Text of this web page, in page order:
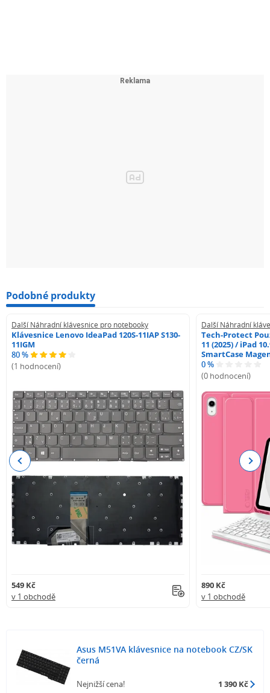
Podobné produkty
Další Náhradní klávesnice pro notebooky
Klávesnice Lenovo IdeaPad 120S-11IAP S130-
11IGM
80 %
(1 hodnocení)
549 Kč
v 1 obchodě
Další Náhradní
Tech-Protect
11 (2025) / iPad
SmartCase
0 %
(0 hodnocení)
890 Kč
v 1 obchodě
Previous Next
Asus M51VA klávesnice na notebook CZ/SK
černá
Nejnižší cena! 1 390 Kč